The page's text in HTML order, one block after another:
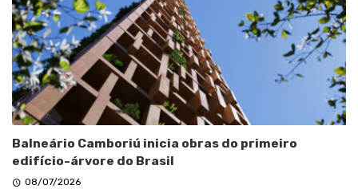
Balneário Camboriú inicia obras do primeiro
edifício-árvore do Brasil
08/07/2026